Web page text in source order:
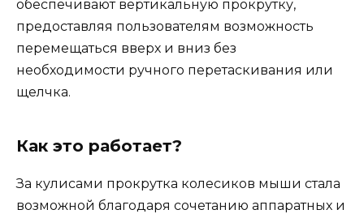
обеспечивают вертикальную прокрутку,
предоставляя пользователям возможность
перемещаться вверх и вниз без
необходимости ручного перетаскивания или
щелчка.
Как это работает?
За кулисами прокрутка колесиков мыши стала
возможной благодаря сочетанию аппаратных и